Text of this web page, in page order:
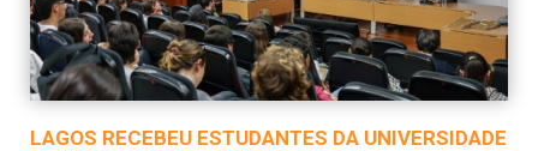
LAGOS RECEBEU ESTUDANTES DA UNIVERSIDADE